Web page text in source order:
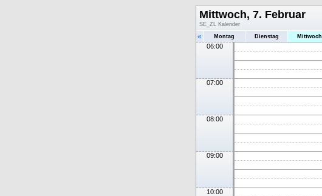
Mittwoch, 7. Februar
SE_ZL Kalender
« Montag Dienstag Mittwoch
06:00
07:00
08:00
09:00
10:00